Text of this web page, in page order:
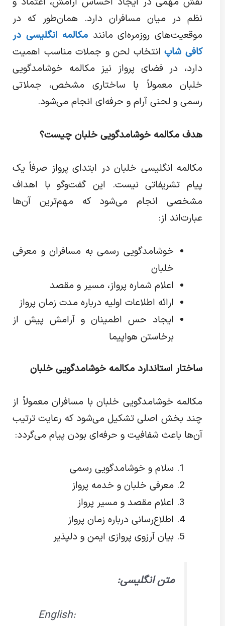
نظم در میان مسافران دارد. همان‌طور که در
موقعیت‌های روزمره‌ای مانندمکالمه انگلیسی در
کافی شاپانتخاب لحن و جملات مناسب اهمیت
دارد، در فضای پرواز نیز مکالمه خوشامدگویی
خلبان معمولاً با ساختاری مشخص، جملاتی
رسمی و لحنی آرام و حرفه‌ای انجام می‌شود.
هدف مکالمه خوشامدگویی خلبان چیست؟
مکالمه انگلیسی خلبان در ابتدای پرواز صرفاً یک
پیام تشریفاتی نیست. این گفت‌وگو با اهداف
مشخصی انجام می‌شود که مهم‌ترین آن‌ها
عبارت‌اند از:
خوشامدگویی رسمی به مسافران و معرفی
خلبان
اعلام شماره پرواز، مسیر و مقصد
ارائه اطلاعات اولیه درباره مدت زمان پرواز
ایجاد حس اطمینان و آرامش پیش از
برخاستن هواپیما
ساختار استاندارد مکالمه خوشامدگویی خلبان
مکالمه خوشامدگویی خلبان با مسافران معمولاً از
چند بخش اصلی تشکیل می‌شود که رعایت ترتیب
آن‌ها باعث شفافیت و حرفه‌ای بودن پیام می‌گردد:
سلام و خوشامدگویی رسمی
معرفی خلبان و خدمه پرواز
اعلام مقصد و مسیر پرواز
اطلاع‌رسانی درباره زمان پرواز
بیان آرزوی پروازی ایمن و دلپذیر
متن انگلیسی:
English: